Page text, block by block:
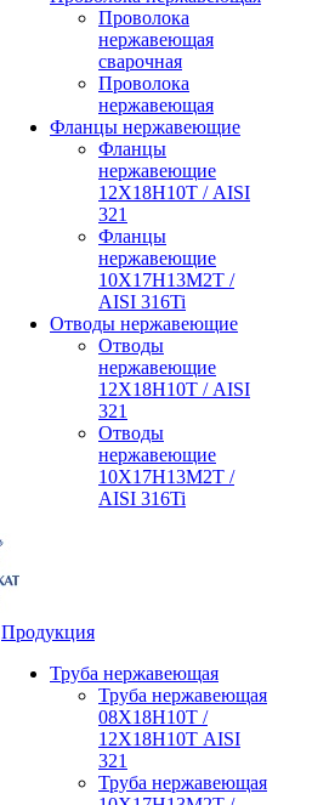
Проволока
нержавеющая
сварочная
Проволока
нержавеющая
Фланцы нержавеющие
Фланцы
нержавеющие
12Х18Н10Т / AISI
321
Фланцы
нержавеющие
10Х17Н13М2Т /
AISI 316Ti
Отводы нержавеющие
Отводы
нержавеющие
12Х18Н10Т / AISI
321
Отводы
нержавеющие
10Х17Н13М2Т /
AISI 316Ti
Продукция
Труба нержавеющая
Труба нержавеющая
08Х18Н10Т /
12Х18Н10Т AISI
321
Труба нержавеющая